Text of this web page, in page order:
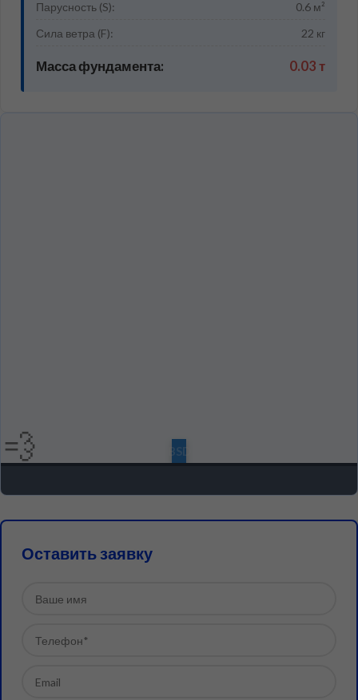
Парусность (S): 0.6 м²
Сила ветра (F):
22 кг
Масса фундамента: 0.03 т
💨
Оставить заявку